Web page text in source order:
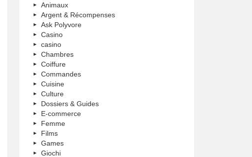
Animaux
Argent & Récompenses
Ask Polyvore
Casino
casino
Chambres
Coiffure
Commandes
Cuisine
Culture
Dossiers & Guides
E-commerce
Femme
Films
Games
Giochi